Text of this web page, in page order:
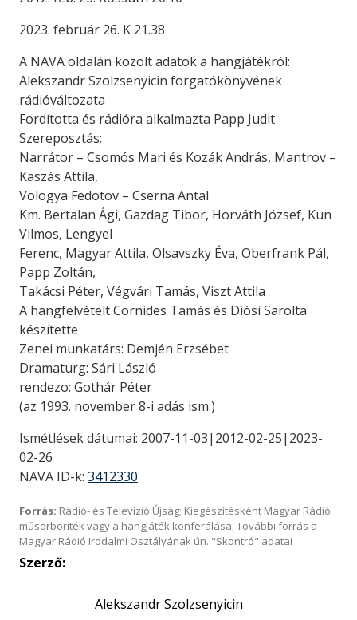
2023. február 26. K 21.38
A NAVA oldalán közölt adatok a hangjátékról:
Alekszandr Szolzsenyicin forgatókönyvének
rádióváltozata
Fordította és rádióra alkalmazta Papp Judit
Szereposztás:
Narrátor – Csomós Mari és Kozák András, Mantrov –
Kaszás Attila,
Vologya Fedotov – Cserna Antal
Km. Bertalan Ági, Gazdag Tibor, Horváth József, Kun
Vilmos, Lengyel
Ferenc, Magyar Attila, Olsavszky Éva, Oberfrank Pál,
Papp Zoltán,
Takácsi Péter, Végvári Tamás, Viszt Attila
A hangfelvételt Cornides Tamás és Diósi Sarolta
készítette
Zenei munkatárs: Demjén Erzsébet
Dramaturg: Sári László
rendezo: Gothár Péter
(az 1993. november 8-i adás ism.)
Ismétlések dátumai: 2007-11-03|2012-02-25|2023-
02-26
NAVA ID-k: 3412330
Forrás: Rádió- és Televízió Újság; Kiegészítésként Magyar Rádió
műsorboríték vagy a hangjáték konferálása; További forrás a
Magyar Rádió Irodalmi Osztályának ún. "Skontró" adatai
Szerző:
Alekszandr Szolzsenyicin